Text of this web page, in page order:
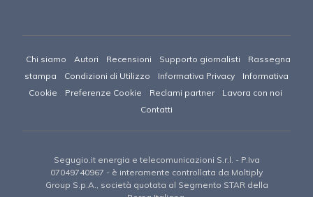
Chi siamo Autori Recensioni Supporto giornalisti
Rassegna
stampa
Condizioni di Utilizzo Informativa Privacy
Informativa
Cookie
Preferenze Cookie Reclami partner
Lavora con noi
Contatti
Segugio.it energia e telecomunicazioni S.r.l. - P.Iva
07049740967 - è interamente controllata da Moltiply
Group S.p.A., società quotata al Segmento STAR della